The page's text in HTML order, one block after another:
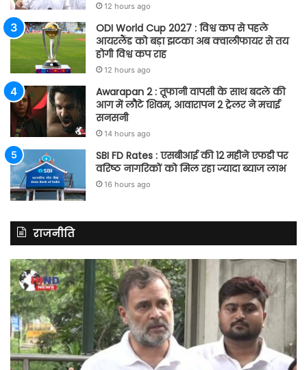
12 hours ago
ODI World Cup 2027 : विश्व कप से पहले
आयरलैंड को बड़ा झटका अब क्वालीफायर से तय
होगी विश्व कप राह
12 hours ago
Awarapan 2 : तूफानी वापसी के साथ बदले की
आग में लौटे शिवम, आवारापन 2 ट्रेलर ने मचाई
सनसनी
14 hours ago
SBI FD Rates : एसबीआई की 12 महीने एफडी पर
वरिष्ठ नागरिकों को मिल रहा ज्यादा ब्याज लाभ
16 hours ago
राजनीति